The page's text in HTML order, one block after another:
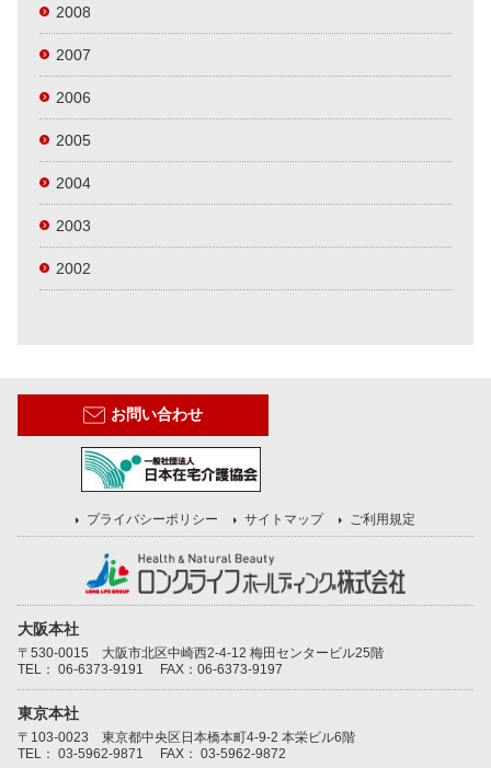
2008
2007
2006
2005
2004
2003
2002
お問い合わせ
プライバシーポリシー サイトマップ ご利用規定
大阪本社
〒530-0015 大阪市北区中崎西2-4-12 梅田センタービル25階
TEL： 06-6373-9191 FAX：06-6373-9197
東京本社
〒103-0023 東京都中央区日本橋本町4-9-2 本栄ビル6階
TEL： 03-5962-9871 FAX： 03-5962-9872